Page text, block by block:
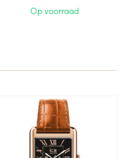
Op voorraad